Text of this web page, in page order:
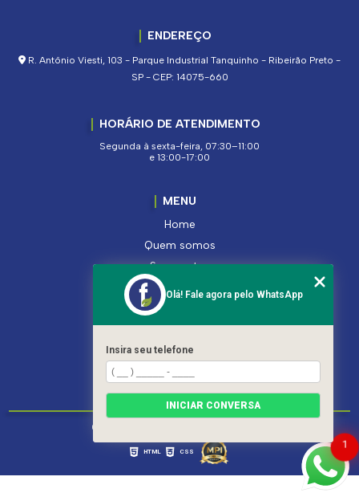
ENDEREÇO
R. Antônio Viesti, 103 - Parque Industrial Tanquinho - Ribeirão Preto -
SP - CEP: 14075-660
HORÁRIO DE ATENDIMENTO
Segunda à sexta-feira, 07:30–11:00
e 13:00-17:00
MENU
Home
Quem somos
Segmentos
Serviços
Produtos
Contato
Categorias
Mapa do site
Copyright © Ferroleto. (Lei 9610 de 19/02/1998)
HTML CSS
1
Olá! Fale agora pelo WhatsApp
Insira seu telefone
INICIAR CONVERSA